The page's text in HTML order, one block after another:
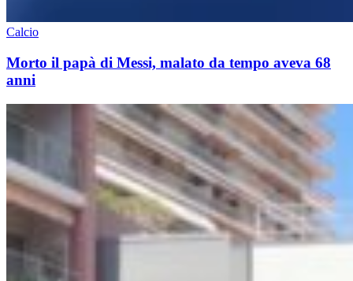
Calcio
Morto il papà di Messi, malato da tempo aveva 68
anni